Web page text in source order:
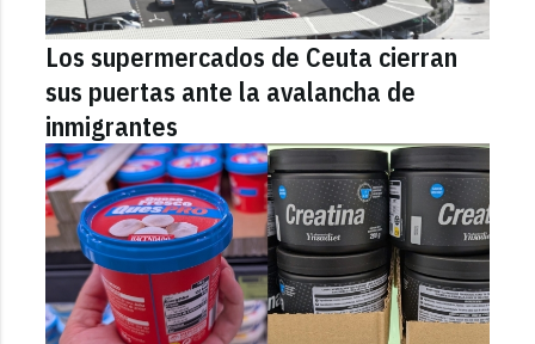
Los supermercados de Ceuta cierran
sus puertas ante la avalancha de
inmigrantes